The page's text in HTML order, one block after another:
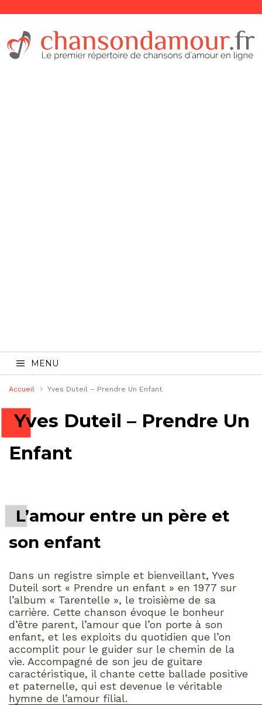
MENU
Accueil Yves Duteil – Prendre Un Enfant
Yves Duteil – Prendre Un
Enfant
L’amour entre un père et
son enfant
Dans un registre simple et bienveillant, Yves
Duteil sort « Prendre un enfant » en 1977 sur
l’album « Tarentelle », le troisième de sa
carrière. Cette chanson évoque le bonheur
d’être parent, l’amour que l’on porte à son
enfant, et les exploits du quotidien que l’on
accomplit pour le guider sur le chemin de la
vie. Accompagné de son jeu de guitare
caractéristique, il chante cette ballade positive
et paternelle, qui est devenue le véritable
hymne de l’amour filial.